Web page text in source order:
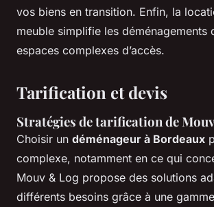
vos biens en transition. Enfin, la
meuble simplifie les déménagements
espaces complexes d’accès.
Tarification et devis
Stratégies de tarification de
Choisir un déménageur à Bordeaux
complexe, notamment en ce qui
Mouv & Log propose des solutions
différents besoins grâce à une